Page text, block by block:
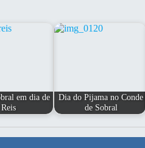
em dia de
Reis
Dia do Pijama no Conde
de Sobral